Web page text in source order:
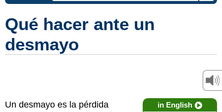
Qué hacer ante un
desmayo
in English
Un desmayo es la pérdida